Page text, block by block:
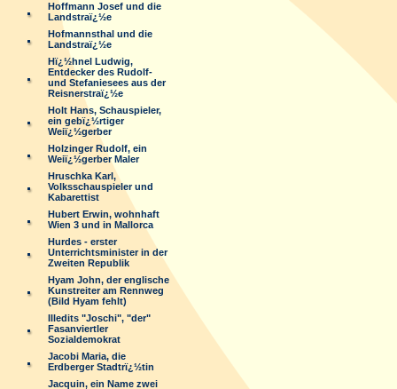
Hoffmann Josef und die
Landstraï¿½e
Hofmannsthal und die
Landstraï¿½e
Hï¿½hnel Ludwig,
Entdecker des Rudolf-
und Stefaniesees aus der
Reisnerstraï¿½e
Holt Hans, Schauspieler,
ein gebï¿½rtiger
Weiï¿½gerber
Holzinger Rudolf, ein
Weiï¿½gerber Maler
Hruschka Karl,
Volksschauspieler und
Kabarettist
Hubert Erwin, wohnhaft
Wien 3 und in Mallorca
Hurdes - erster
Unterrichtsminister in der
Zweiten Republik
Hyam John, der englische
Kunstreiter am Rennweg
(Bild Hyam fehlt)
Illedits "Joschi", "der"
Fasanviertler
Sozialdemokrat
Jacobi Maria, die
Erdberger Stadtrï¿½tin
Jacquin, ein Name zwei